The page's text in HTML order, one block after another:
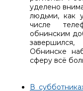
уделено
людьми, как
числе
обнинским
Обнинске
сферу всё
В